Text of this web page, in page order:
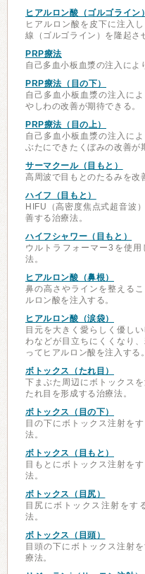
ヒアルロン酸（ゴルゴライン）
ヒアルロン酸を皮下に注入
線（ゴルゴライン）を隆起さ
PRP療法
自己多血小板血漿の注入によ
PRP療法（目の下）
自己多血小板血漿の注入に
やしわの改善が期待できる。
PRP療法（目の上）
自己多血小板血漿の注入に
ぶたにできたくぼみの改善が
サーマクール（目もと）
高周波で目もとのたるみを改
ハイフ（目もと）
HIFU（高密度焦点式超音波
善する治療法。
ハイフシャワー（目もと）
ウルトラフォーマー3を使
法。
ヒアルロン酸（鼻根）
鼻の高さやラインを整える
ルロン酸を注入する。
ヒアルロン酸（涙袋）
目元を大きく愛らしく優し
わなどが目立ちにくくなり
ってヒアルロン酸を注入する。
ボトックス（たれ目）
下まぶた周辺にボトックス
たれ目を形成する治療法。
ボトックス（目の下）
目の下にボトックス注射を
法。
ボトックス（目もと）
目もとにボトックス注射を
法。
ボトックス（目尻）
目尻にボトックス注射をす
法。
ボトックス（目頭）
目頭の下にボトックス注射
療法。